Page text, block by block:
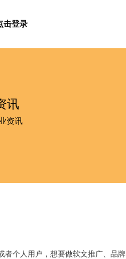
击登录
讯
资讯
者个人用户，想要做软文推广、品牌